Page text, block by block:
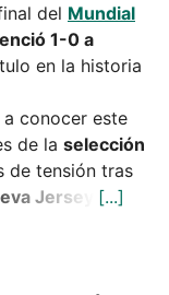
del Mundial
1-0 a
en la historia
conocer este
de la selección
de tensión tras
Jersey